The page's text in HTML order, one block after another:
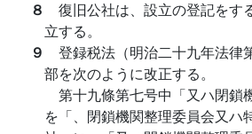
８ 復旧公社は、設立の登記をす
立する。
９ 登録税法（明治二十九年法律
部を次のように改正する。
第十九條第七号中「又ハ閉鎖
を「、閉鎖機関整理委員会又ハ